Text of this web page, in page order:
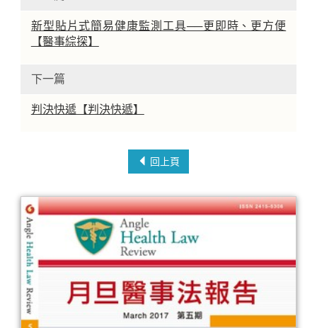
新型貼片式簡易健康監測工具──更即時、更方便
【醫事綜探】
下一篇
判決快遞【判決快遞】
回上頁